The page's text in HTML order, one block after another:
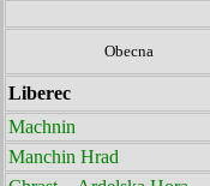
Obecna
Liberec
Machnin
Manchin Hrad